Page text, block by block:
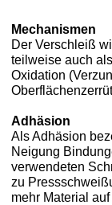
Mechanismen
Der Verschleiß
teilweise auch
Oxidation
Adhäsion
Als Adhäsion
Neigung
verwendeten
zu
mehr Material